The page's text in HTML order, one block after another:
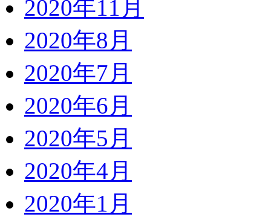
2020年11月
2020年8月
2020年7月
2020年6月
2020年5月
2020年4月
2020年1月